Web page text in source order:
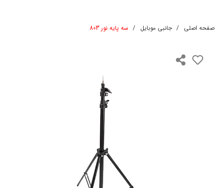
صفحه اصلی / جانبی موبایل / سه پایه نور 803